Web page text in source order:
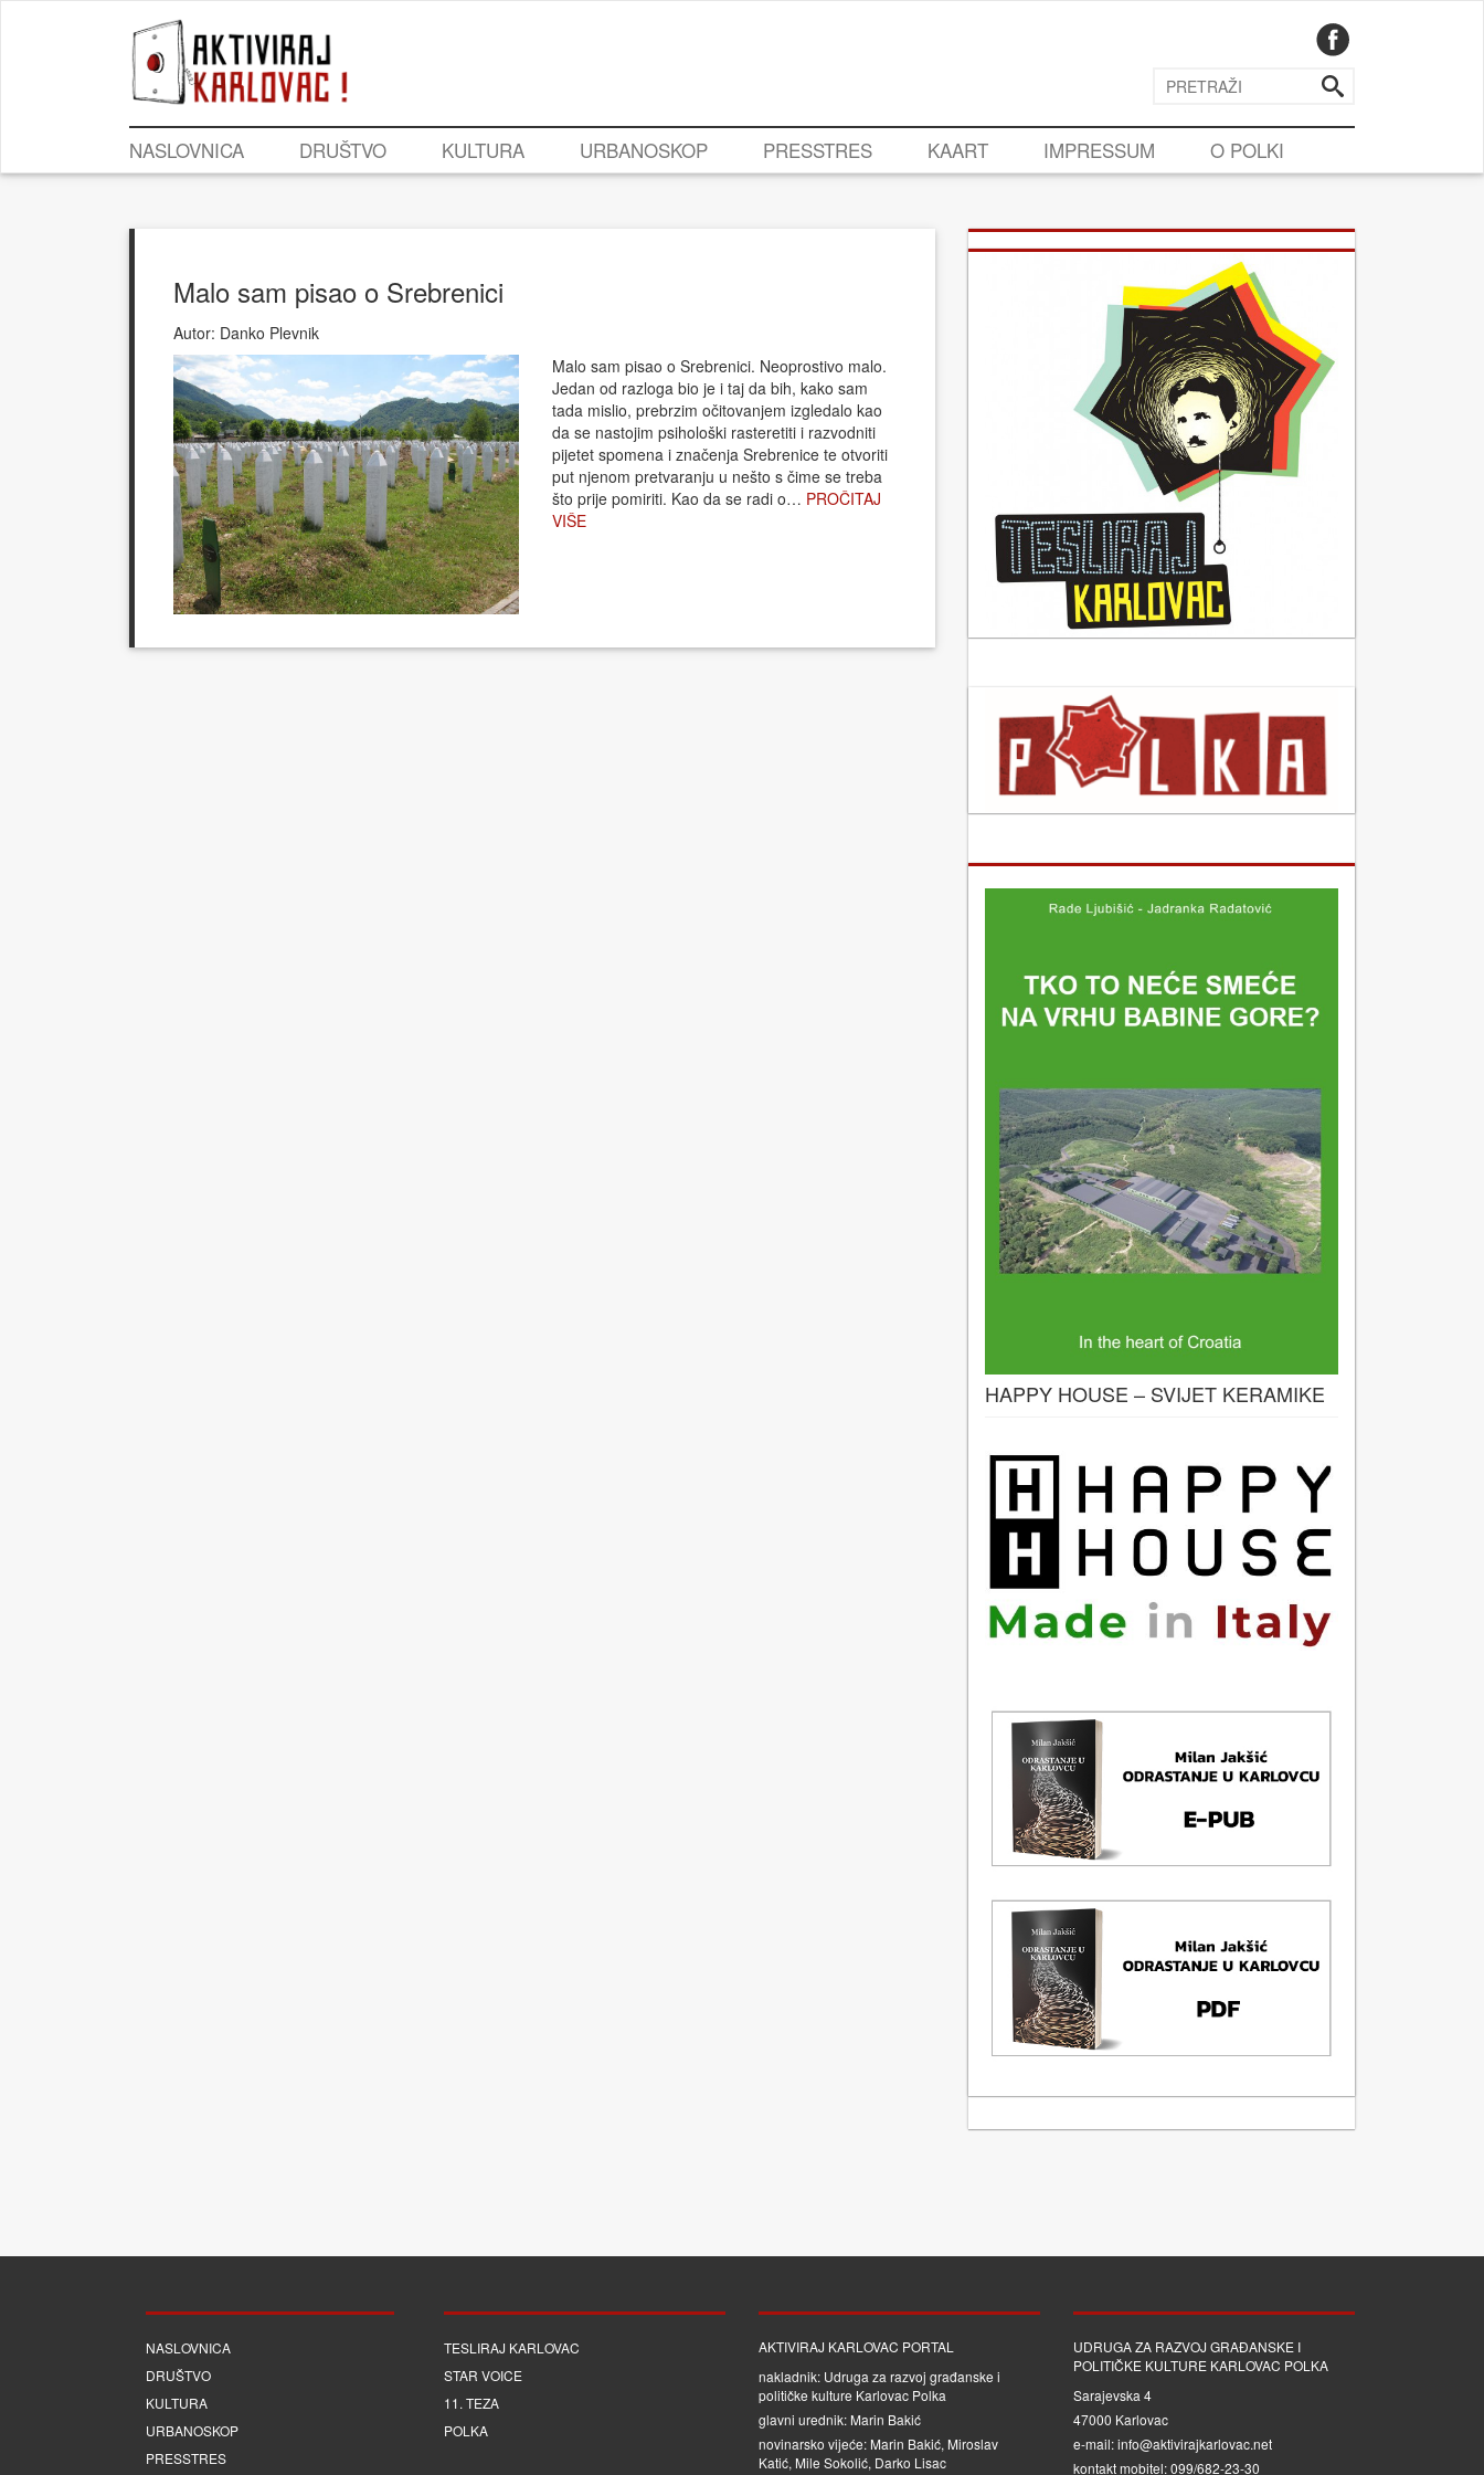
NASLOVNICA DRUŠTVO KULTURA URBANOSKOP PRESSTRES KAART IMPRESSUM O POLKI
Malo sam pisao o Srebrenici
Autor: Danko Plevnik
Malo sam pisao o Srebrenici. Neoprostivo malo.
Jedan od razloga bio je i taj da bih, kako sam
tada mislio, prebrzim očitovanjem izgledalo kao
da se nastojim psihološki rasteretiti i razvodniti
pijetet spomena i značenja Srebrenice te otvoriti
put njenom pretvaranju u nešto s čime se treba
što prije pomiriti. Kao da se radi o… PROČITAJ
VIŠE
HAPPY HOUSE – SVIJET KERAMIKE
NASLOVNICA
DRUŠTVO
KULTURA
URBANOSKOP
PRESSTRES
TESLIRAJ KARLOVAC
STAR VOICE
11. TEZA
POLKA
AKTIVIRAJ KARLOVAC PORTAL
nakladnik: Udruga za razvoj građanske i
političke kulture Karlovac Polka
glavni urednik: Marin Bakić
novinarsko vijeće: Marin Bakić, Miroslav
Katić, Mile Sokolić, Darko Lisac
UDRUGA ZA RAZVOJ GRAĐANSKE I
POLITIČKE KULTURE KARLOVAC POLKA
Sarajevska 4
47000 Karlovac
e-mail: info@aktivirajkarlovac.net
kontakt mobitel: 099/682-23-30